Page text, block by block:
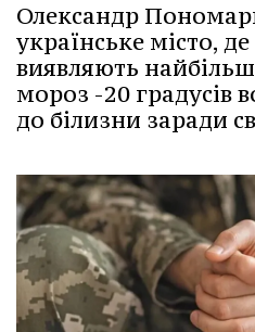
Олександр
українське місто,
виявляють
мороз -20 градусів
до білизни заради